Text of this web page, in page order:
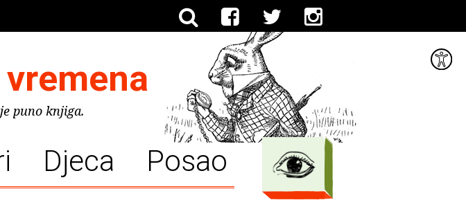
puno knjiga.
Djeca Posao